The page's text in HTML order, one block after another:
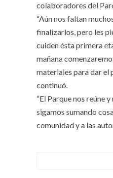
colaboradores del
“Aún nos faltan
finalizarlos, pero les
cuiden ésta primera
mañana
materiales para dar el
continuó.
“El Parque nos reúne
sigamos sumando
comunidad y a las